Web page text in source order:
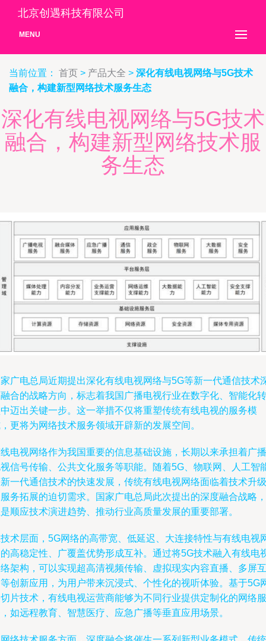
北京创遇科技有限公司
MENU
当前位置： 首页 > 产品大全 > 深化有线电视网络与5G技术
融合，构建新型网络技术服务生态
深化有线电视网络与5G技术
融合，构建新型网络技术服
务生态
广电总局近期提出深化有线电视网络与5G等新一代通信技术
合的战略方向，标志着我国广播电视行业在数字化、智能化转
迈出关键一步。这一举措不仅将重塑传统有线电视的服务模
更将为网络技术服务领域开辟新的发展空间。
电视网络作为我国重要的信息基础设施，长期以来承担着广播
信号传输、公共文化服务等职能。随着5G、物联网、人工智
一代通信技术的快速发展，传统有线电视网络面临着技术升级
务拓展的迫切需求。国家广电总局此次提出的深度融合战略，
顺应技术演进趋势、推动行业高质量发展的重要部署。
术层面，5G网络的高带宽、低延迟、大连接特性与有线电视
高稳定性、广覆盖优势形成互补。通过将5G技术融入有线电
架构，可以实现超高清视频传输、虚拟现实内容直播、多屏互
创新应用，为用户带来沉浸式、个性化的视听体验。基于5G
片技术，有线电视运营商能够为不同行业提供定制化的网络服
如远程教育、智慧医疗、应急广播等垂直应用场景。